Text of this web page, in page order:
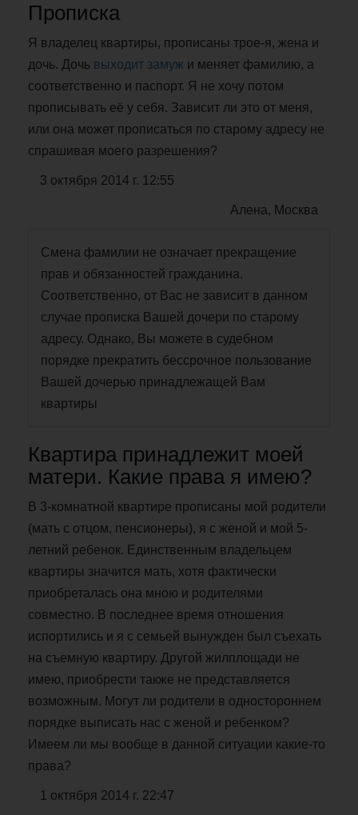
Прописка
Я владелец квартиры, прописаны трое-я, жена и
дочь. Дочь выходит замуж и меняет фамилию, а
соответственно и паспорт. Я не хочу потом
прописывать её у себя. Зависит ли это от меня,
или она может прописаться по старому адресу не
спрашивая моего разрешения?
3 октября 2014 г. 12:55
Алена, Москва
Смена фамилии не означает прекращение
прав и обязанностей гражданина.
Соответственно, от Вас не зависит в данном
случае прописка Вашей дочери по старому
адресу. Однако, Вы можете в судебном
порядке прекратить бессрочное пользование
Вашей дочерью принадлежащей Вам
квартиры
Квартира принадлежит моей
матери. Какие права я имею?
В 3-комнатной квартире прописаны мой родители
(мать с отцом, пенсионеры), я с женой и мой 5-
летний ребенок. Единственным владельцем
квартиры значится мать, хотя фактически
приобреталась она мною и родителями
совместно. В последнее время отношения
испортились и я с семьей вынужден был съехать
на съемную квартиру. Другой жилплощади не
имею, приобрести также не представляется
возможным. Могут ли родители в одностороннем
порядке выписать нас с женой и ребенком?
Имеем ли мы вообще в данной ситуации какие-то
права?
1 октября 2014 г. 22:47